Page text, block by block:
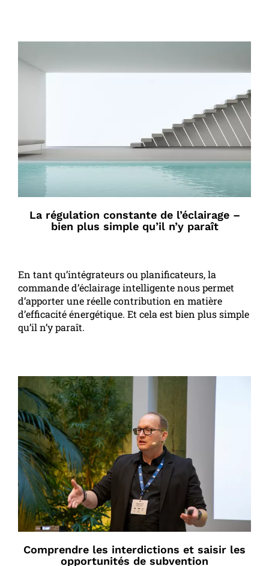
La régulation constante de l’éclairage –
bien plus simple qu’il n’y paraît
En tant qu’intégrateurs ou planificateurs, la
commande d’éclairage intelligente nous permet
d’apporter une réelle contribution en matière
d’efficacité énergétique. Et cela est bien plus simple
qu’il n’y paraît.
Comprendre les interdictions et saisir les
opportunités de subvention